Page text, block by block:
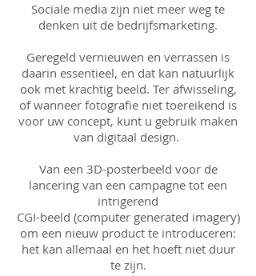
Sociale media zijn niet meer weg te
denken uit de bedrijfsmarketing.
Geregeld vernieuwen en verrassen is
daarin essentieel, en dat kan natuurlijk
ook met krachtig beeld. Ter afwisseling,
of wanneer fotografie niet toereikend is
voor uw concept, kunt u gebruik maken
van digitaal design.
Van een 3D-posterbeeld voor de
lancering van een campagne tot een
intrigerend
CGI-beeld (computer generated imagery)
om een nieuw product te introduceren:
het kan allemaal en het hoeft niet duur
te zijn.